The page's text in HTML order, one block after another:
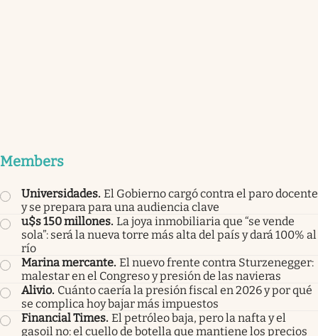
Members
Universidades. El Gobierno cargó contra el paro docente
y se prepara para una audiencia clave
u$s 150 millones. La joya inmobiliaria que “se vende
sola”: será la nueva torre más alta del país y dará 100% al
río
Marina mercante. El nuevo frente contra Sturzenegger:
malestar en el Congreso y presión de las navieras
Alivio. Cuánto caería la presión fiscal en 2026 y por qué
se complica hoy bajar más impuestos
Financial Times. El petróleo baja, pero la nafta y el
gasoil no: el cuello de botella que mantiene los precios